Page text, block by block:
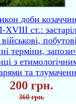
доби
ст.:
терміни,
з
та
200 грн.
360 грн.